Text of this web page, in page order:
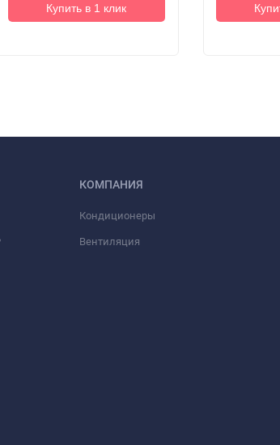
Купить в 1 клик
КОМПАНИЯ
Кондиционеры
Вентиляция